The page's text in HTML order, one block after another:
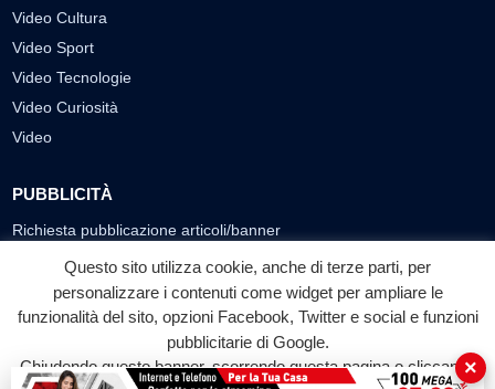
Video Cultura
Video Sport
Video Tecnologie
Video Curiosità
Video
PUBBLICITÀ
Richiesta pubblicazione articoli/banner
SEGUICI SUI SOCIAL
f
Facebook
◎ ▶
YouTube
Questo sito utilizza cookie, anche di terze parti, per
personalizzare i contenuti come widget per ampliare le
funzionalità del sito, opzioni Facebook, Twitter e social e funzioni
pubblicitarie di Google.
Chiudendo questo banner, scorrendo questa pagina o cliccando
×